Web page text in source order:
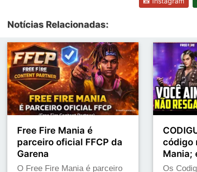
Notícias Relacionadas:
Free Fire Mania é
parceiro oficial FFCP da
Garena
O Free Fire Mania é parceiro
código
Mania;
Os